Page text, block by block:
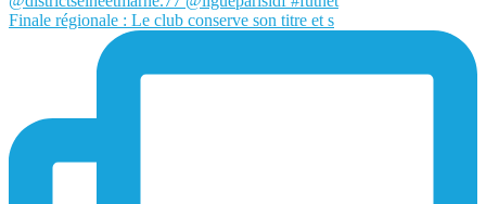
Finale régionale : Le club conserve son titre et s